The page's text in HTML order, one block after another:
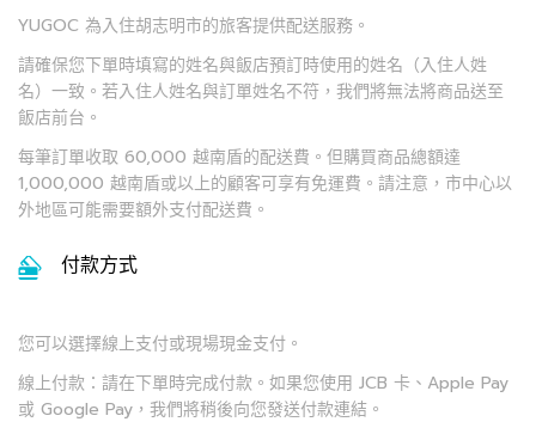
YUGOC 為入住胡志明市的旅客提供配送服務。
請確保您下單時填寫的姓名與飯店預訂時使用的姓名（入住人姓
名）一致。若入住人姓名與訂單姓名不符，我們將無法將商品送至
飯店前台。
每筆訂單收取 60,000 越南盾的配送費。但購買商品總額達
1,000,000 越南盾或以上的顧客可享有免運費。請注意，市中心以
外地區可能需要額外支付配送費。
付款方式
您可以選擇線上支付或現場現金支付。
線上付款：請在下單時完成付款。如果您使用 JCB 卡、Apple Pay
或 Google Pay，我們將稍後向您發送付款連結。